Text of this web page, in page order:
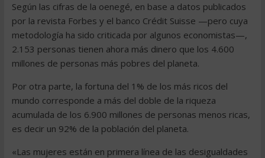
Según las cifras de la oenegé, en base a datos publicados
por la revista Forbes y el banco Crédit Suisse —pero cuya
metodología ha sido criticada por algunos economistas—,
2.153 personas tienen ahora más dinero que los 4.600
millones de personas más pobres del planeta.
Por otra parte, la fortuna del 1% de los más ricos del
mundo corresponde a más del doble de la riqueza
acumulada de los 6.900 millones de personas menos ricas,
es decir un 92% de la población del planeta.
«Las mujeres están en primera línea de las desigualdades